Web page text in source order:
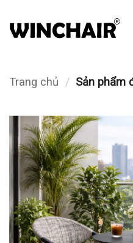
qua
Trang chủ / Sản phẩm